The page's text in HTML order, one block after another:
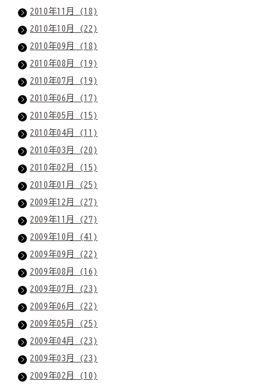
2010年11月 (18)
2010年10月 (22)
2010年09月 (18)
2010年08月 (19)
2010年07月 (19)
2010年06月 (17)
2010年05月 (15)
2010年04月 (11)
2010年03月 (20)
2010年02月 (15)
2010年01月 (25)
2009年12月 (27)
2009年11月 (27)
2009年10月 (41)
2009年09月 (22)
2009年08月 (16)
2009年07月 (23)
2009年06月 (22)
2009年05月 (25)
2009年04月 (23)
2009年03月 (23)
2009年02月 (10)